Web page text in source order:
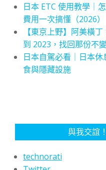
日本 ETC 使用教學｜
費用一次搞懂（2026）
【東京上野】阿美橫
到 2023，找回那份不
日本自駕必看｜日本
食與隱藏設施
與我交誼
technorati